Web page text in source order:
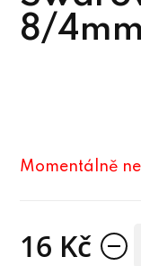
8/
Momentálně
16 Kč